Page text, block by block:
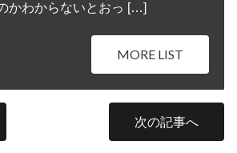
かわからないとおっ […]
MORE LIST
次の記事へ